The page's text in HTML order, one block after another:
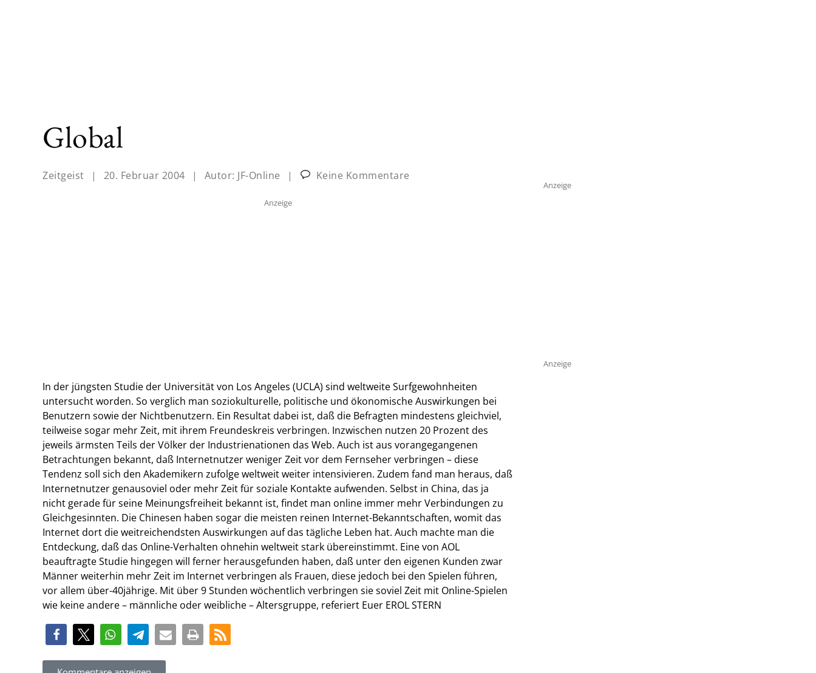
Global
Zeitgeist | 20. Februar 2004 | Autor: JF-Online | Keine Kommentare
Anzeige
In der jüngsten Studie der Universität von Los Angeles (UCLA) sind weltweite Surfgewohnheiten
untersucht worden. So verglich man soziokulturelle, politische und ökonomische Auswirkungen bei
Benutzern sowie der Nichtbenutzern. Ein Resultat dabei ist, daß die Befragten mindestens gleichviel,
teilweise sogar mehr Zeit, mit ihrem Freundeskreis verbringen. Inzwischen nutzen 20 Prozent des
jeweils ärmsten Teils der Völker der Industrienationen das Web. Auch ist aus vorangegangenen
Betrachtungen bekannt, daß Internetnutzer weniger Zeit vor dem Fernseher verbringen – diese
Tendenz soll sich den Akademikern zufolge weltweit weiter intensivieren. Zudem fand man heraus, daß
Internetnutzer genausoviel oder mehr Zeit für soziale Kontakte aufwenden. Selbst in China, das ja
nicht gerade für seine Meinungsfreiheit bekannt ist, findet man online immer mehr Verbindungen zu
Gleichgesinnten. Die Chinesen haben sogar die meisten reinen Internet-Bekanntschaften, womit das
Internet dort die weitreichendsten Auswirkungen auf das tägliche Leben hat. Auch machte man die
Entdeckung, daß das Online-Verhalten ohnehin weltweit stark übereinstimmt. Eine von AOL
beauftragte Studie hingegen will ferner herausgefunden haben, daß unter den eigenen Kunden zwar
Männer weiterhin mehr Zeit im Internet verbringen als Frauen, diese jedoch bei den Spielen führen,
vor allem über-40jährige. Mit über 9 Stunden wöchentlich verbringen sie soviel Zeit mit Online-Spielen
wie keine andere – männliche oder weibliche – Altersgruppe, referiert Euer EROL STERN
Anzeige
Anzeige